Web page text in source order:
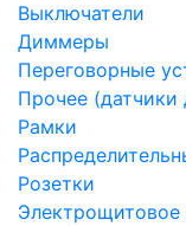
Выключатели
Диммеры
Переговорные
Прочее
Рамки
Розетки
Электрощитовое